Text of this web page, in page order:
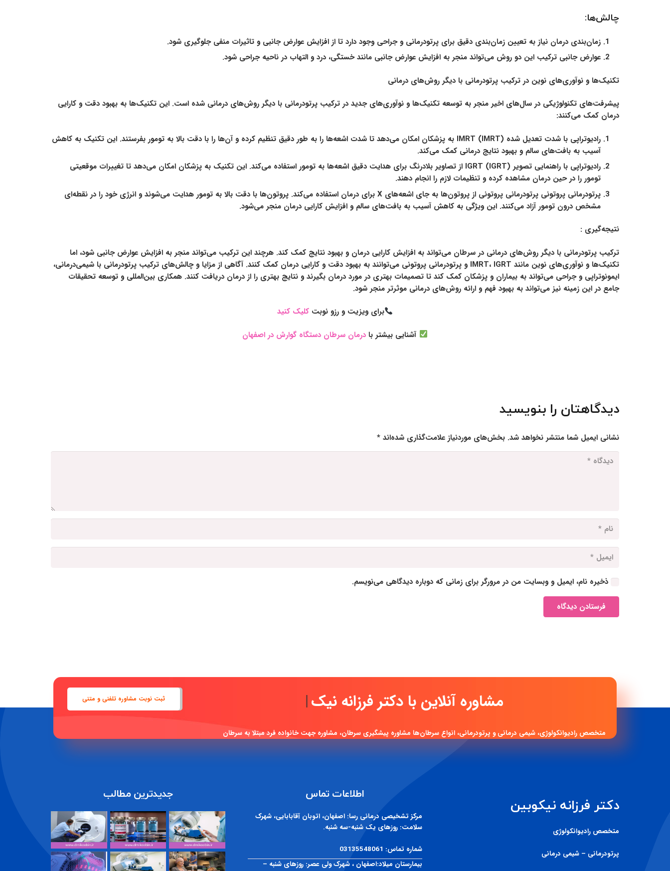
چالش‌ها:
زمان‌بندی درمان نیاز به تعیین زمان‌بندی دقیق برای پرتودرمانی و جراحی وجود دارد تا از افزایش عوارض جانبی و تاثیرات منفی جلوگیری شود.
عوارض جانبی ترکیب این دو روش می‌تواند منجر به افزایش عوارض جانبی مانند خستگی، درد و التهاب در ناحیه جراحی شود.
تکنیک‌ها و نوآوری‌های نوین در ترکیب پرتودرمانی با دیگر روش‌های درمانی
پیشرفت‌های تکنولوژیکی در سال‌های اخیر منجر به توسعه تکنیک‌ها و نوآوری‌های جدید در ترکیب پرتودرمانی با دیگر روش‌های درمانی شده است. این تکنیک‌ها به بهبود دقت و کارایی
درمان کمک می‌کنند:
رادیوتراپی با شدت تعدیل شده (IMRT)
IMRT به پزشکان امکان می‌دهد تا شدت اشعه‌ها را به طور دقیق تنظیم کرده و آن‌ها را با دقت بالا به تومور بفرستند. این تکنیک به کاهش
آسیب به بافت‌های سالم و بهبود نتایج درمانی کمک می‌کند.
رادیوتراپی با راهنمایی تصویر (IGRT)
IGRT از تصاویر بلادرنگ برای هدایت دقیق اشعه‌ها به تومور استفاده می‌کند. این تکنیک به پزشکان امکان می‌دهد تا تغییرات موقعیتی
تومور را در حین درمان مشاهده کرده و تنظیمات لازم را انجام دهند.
پرتودرمانی پروتونی
پرتودرمانی پروتونی از پروتون‌ها به جای اشعه‌های X برای درمان استفاده می‌کند. پروتون‌ها با دقت بالا به تومور هدایت می‌شوند و انرژی خود را در نقطه‌ای
مشخص درون تومور آزاد می‌کنند. این ویژگی به کاهش آسیب به بافت‌های سالم و افزایش کارایی درمان منجر می‌شود.
نتیجه‌گیری :
ترکیب پرتودرمانی با دیگر روش‌های درمانی در سرطان می‌تواند به افزایش کارایی درمان و بهبود نتایج کمک کند. هرچند این ترکیب می‌تواند منجر به افزایش عوارض جانبی شود، اما
تکنیک‌ها و نوآوری‌های نوین مانند IMRT، IGRT و پرتودرمانی پروتونی می‌توانند به بهبود دقت و کارایی درمان کمک کنند. آگاهی از مزایا و چالش‌های ترکیب پرتودرمانی با شیمی‌درمانی،
ایمونوتراپی و جراحی می‌تواند به بیماران و پزشکان کمک کند تا تصمیمات بهتری در مورد درمان بگیرند و نتایج بهتری را از درمان دریافت کنند. همکاری بین‌المللی و توسعه تحقیقات
جامع در این زمینه نیز می‌تواند به بهبود فهم و ارائه روش‌های درمانی موثرتر منجر شود.
برای ویزیت و رزو نوبتکلیک کنید
آشنایی بیشتر با درمان سرطان دستگاه گوارش در اصفهان
دیدگاهتان را بنویسید
نشانی ایمیل شما منتشر نخواهد شد. بخش‌های موردنیاز علامت‌گذاری شده‌اند *
ذخیره نام، ایمیل و وبسایت من در مرورگر برای زمانی که دوباره دیدگاهی می‌نویسم.
فرستادن دیدگاه
مشاوره آنلای|
متخصص رادیوانکولوژی، شیمی درمانی و پرتودرمانی، انواع سرطان‌ها مشاوره پیشگیری سرطان، مشاوره جهت خانواده فرد مبتلا به سرطان
ثبت نوبت مشاوره تلفنی و متنی
دکتر فرزانه نیکوبین
متخصص رادیوانکولوژی
پرتودرمانی – شیمی درمانی
اطلاعات تماس
مرکز تشخیصی درمانی رسا: اصفهان، اتوبان آقابابایی، شهرک
سلامت: روزهای یک شنبه-سه شنبه.
شماره تماس: 03135548061
بیمارستان میلاد:اصفهان ، شهرک ولی عصر: روزهای شنبه –
جدیدترین مطالب
متخصص
شیمی درمانی
عوارض